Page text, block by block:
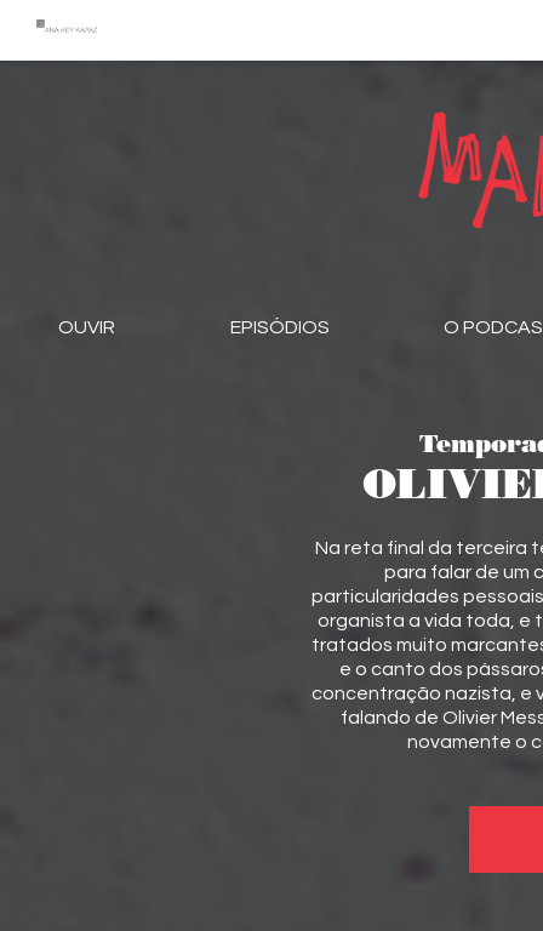
OUVIR EPISÓDIOS O
Na reta final da terceira
para falar de um
particularidades
organista a vida toda, e
tratados muito
e o canto dos
concentração nazista, e
falando de Olivier
novamente o